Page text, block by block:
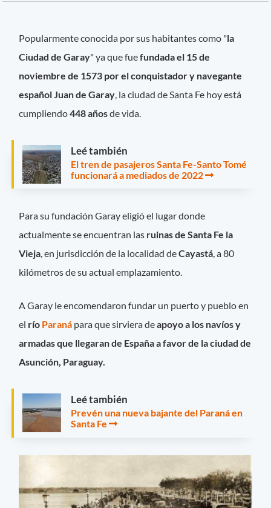
Popularmente conocida por sus habitantes como "la
Ciudad de Garay" ya que fuefundada el 15 de
noviembre de 1573 por el conquistador y navegante
español Juan de Garay , la ciudad de Santa Fe hoy está
cumpliendo448 añosde vida.
Leé también
El tren de pasajeros Santa Fe-Santo Tomé
funcionará a mediados de 2022
Para su fundación Garay eligió el lugar donde
actualmente se encuentran las ruinas de Santa Fe la
Vieja, en jurisdicción de la localidad deCayastá, a 80
kilómetros de su actual emplazamiento.
A Garay le encomendaron fundar un puerto y pueblo en
el río Paraná para que sirviera deapoyo a los navíos y
armadas que llegaran de España a favor de la ciudad de
Asunción, Paraguay.
Leé también
Prevén una nueva bajante del Paraná en
Santa Fe